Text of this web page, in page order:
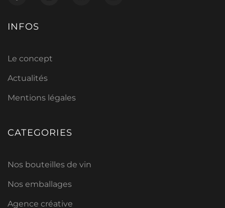
INFOS
Le concept
Actualités
Mentions légales
CATEGORIES
Nos bouteilles de vin
Nos emballages
Agence créative